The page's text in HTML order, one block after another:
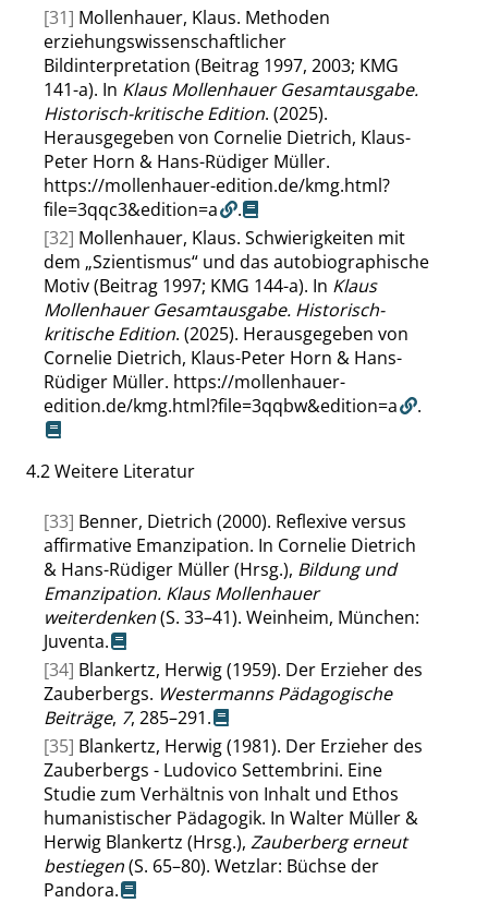
[31] Mollenhauer, Klaus. Methoden
erziehungswissenschaftlicher
Bildinterpretation (Beitrag 1997, 2003; KMG
141-a). In Klaus Mollenhauer Gesamtausgabe.
Historisch-kritische Edition. (2025).
Herausgegeben von Cornelie Dietrich, Klaus-
Peter Horn & Hans-Rüdiger Müller.
https://mollenhauer-edition.de/kmg.html?
file=3qqc3&edition=a
.
[32] Mollenhauer, Klaus. Schwierigkeiten mit
dem „Szientismus“ und das autobiographische
Motiv (Beitrag 1997; KMG 144-a). In Klaus
Mollenhauer Gesamtausgabe. Historisch-
kritische Edition. (2025). Herausgegeben von
Cornelie Dietrich, Klaus-Peter Horn & Hans-
Rüdiger Müller. https://mollenhauer-
edition.de/kmg.html?file=3qqbw&edition=a
.
4.2Weitere Literatur
[33] Benner, Dietrich (2000). Reflexive versus
affirmative Emanzipation. In Cornelie Dietrich
& Hans-Rüdiger Müller (Hrsg.), Bildung und
Emanzipation. Klaus Mollenhauer
weiterdenken(S. 33–41). Weinheim, München:
Juventa.
[34] Blankertz, Herwig (1959). Der Erzieher des
Zauberbergs. Westermanns Pädagogische
Beiträge, 7, 285–291.
[35] Blankertz, Herwig (1981). Der Erzieher des
Zauberbergs - Ludovico Settembrini. Eine
Studie zum Verhältnis von Inhalt und Ethos
humanistischer Pädagogik. In Walter Müller &
Herwig Blankertz (Hrsg.), Zauberberg erneut
bestiegen(S. 65–80). Wetzlar: Büchse der
Pandora.